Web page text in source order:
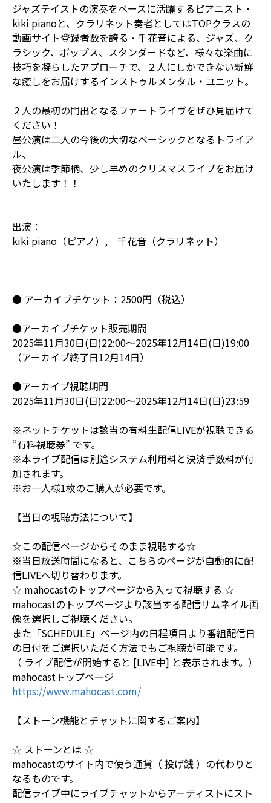
ジャズテイストの演奏をベースに活躍するピアニスト・
kiki pianoと、クラリネット奏者としてはTOPクラスの
動画サイト登録者数を誇る・千花音による、ジャズ、ク
ラシック、ポップス、スタンダードなど、様々な楽曲に
技巧を凝らしたアプローチで、２人にしかできない新鮮
な癒しをお届けするインストゥルメンタル・ユニット。
２人の最初の門出となるファートライヴをぜひ見届けて
ください！
昼公演は二人の今後の大切なベーシックとなるトライア
ル、
夜公演は季節柄、少し早めのクリスマスライブをお届け
いたします！！
出演：
kiki piano（ピアノ）, 千花音（クラリネット）
● アーカイブチケット：2500円（税込）
●アーカイブチケット販売期間
2025年11月30日(日)22:00～2025年12月14日(日)19:00
（アーカイブ終了日12月14日）
●アーカイブ視聴期間
2025年11月30日(日)22:00～2025年12月14日(日)23:59
※ネットチケットは該当の有料生配信LIVEが視聴できる
“有料視聴券” です。
※本ライブ配信は別途システム利用料と決済手数料が付
加されます。
※お一人様1枚のご購入が必要です。
【当日の視聴方法について】
☆この配信ページからそのまま視聴する☆
※当日放送時間になると、こちらのページが自動的に配
信LIVEへ切り替わります。
☆ mahocastのトップページから入って視聴する ☆
mahocastのトップページより該当する配信サムネイル画
像を選択しご視聴ください。
また「SCHEDULE」ページ内の日程項目より番組配信日
の日付をご選択いただく方法でもご視聴が可能です。
（ ライブ配信が開始すると [LIVE中] と表示されます。）
mahocastトップページ
https://www.mahocast.com/
【ストーン機能とチャットに関するご案内】
☆ ストーンとは ☆
mahocastのサイト内で使う通貨（ 投げ銭 ）の代わりと
なるものです。
配信ライブ中にライブチャットからアーティストにスト